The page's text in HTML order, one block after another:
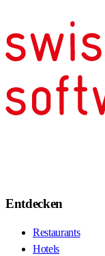
Entdecken
Restaurants
Hotels